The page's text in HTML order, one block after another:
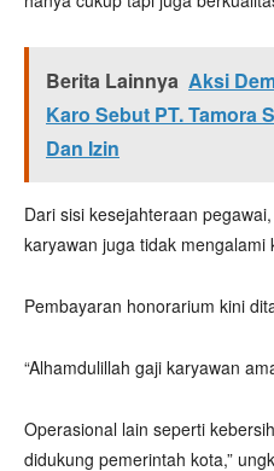
Berita Lainnya Aksi
Karo Sebut PT. Tamora
Dan Izin
Dari sisi kesejahteraan
karyawan juga tidak mengalami
Pembayaran honorarium kini
“Alhamdulillah gaji karyawan
Operasional lain seperti
didukung pemerintah kota,”